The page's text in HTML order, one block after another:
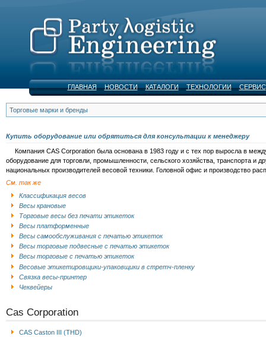
ГЛАВНАЯ НОВОСТИ КАТАЛОГИ ТЕХНОЛОГИИ СЕРВИС
Торговые марки и бренды
Купить оборудование или обрятиться для консультации к менеджеру
Компания CAS Corporation была основана в 1983 году и c тех пор выросла в
оборудование для торговли, промышленности, сельского хозяйства, транспорта и
национальных производителей весовой техники. Головной офис и производство
См. так же
Классификация весов
Весы крановые
Торговые весы без печати этикеток
Весы платформенные
Весы самообслуживания с печатью этикеток
Весы торговые подвесные с печатью этикеток
Весы торговые с печатью этикеток
Весовые этикетировщики-упаковщики в стретч-пленку
Связка весы-принтер
Чеквейеры
Cas Corporation
CAS Caston III (THD)